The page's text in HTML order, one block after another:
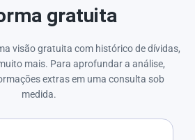
gratuita
visão gratuita com histórico de dívidas,
mais. Para aprofundar a análise,
extras em uma consulta sob
medida.